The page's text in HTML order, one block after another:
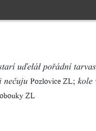
uďełáł pořádní
nečuju Pozlovice ZL; kole
ZL